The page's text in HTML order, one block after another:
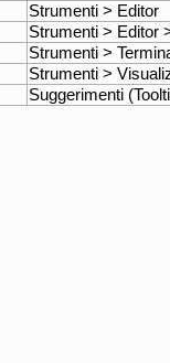
Strumenti > Editor
Strumenti > Editor
Strumenti >
Strumenti >
Suggerimenti